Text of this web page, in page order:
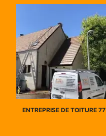
ENTREPRISE DE TOITURE 77